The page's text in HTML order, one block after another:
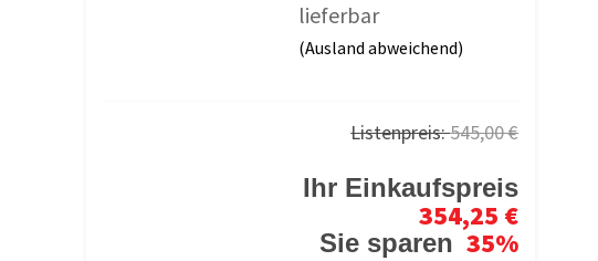
lieferbar
(Ausland abweichend)
Listenpreis:545,00 €
Ihr Einkaufspreis
354,25 €
Sie sparen 35%